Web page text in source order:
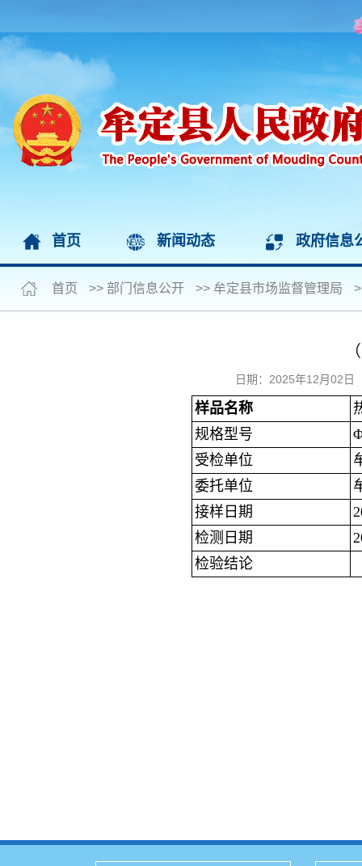
首页 新闻动态 政府信息
首页 >> 部门信息公开 >> 牟定县市场监督管理局
日期：2025年12月02
样品名称
规格型号
受检单位
委托单位
接样日期
检测日期
检验结论